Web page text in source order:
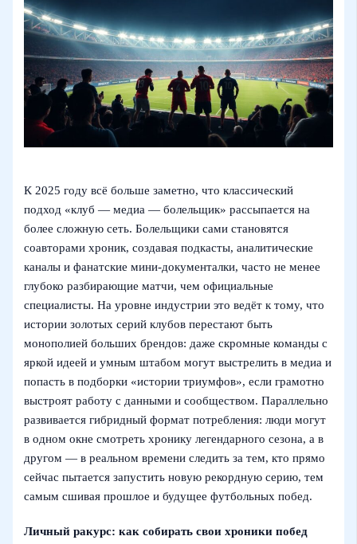
К 2025 году всё больше заметно, что классический
подход «клуб — медиа — болельщик» рассыпается на
более сложную сеть. Болельщики сами становятся
соавторами хроник, создавая подкасты, аналитические
каналы и фанатские мини-документалки, часто не менее
глубоко разбирающие матчи, чем официальные
специалисты. На уровне индустрии это ведёт к тому, что
истории золотых серий клубов перестают быть
монополией больших брендов: даже скромные команды с
яркой идеей и умным штабом могут выстрелить в медиа и
попасть в подборки «истории триумфов», если грамотно
выстроят работу с данными и сообществом. Параллельно
развивается гибридный формат потребления: люди могут
в одном окне смотреть хронику легендарного сезона, а в
другом — в реальном времени следить за тем, кто прямо
сейчас пытается запустить новую рекордную серию, тем
самым сшивая прошлое и будущее футбольных побед.
Личный ракурс: как собирать свои хроники побед